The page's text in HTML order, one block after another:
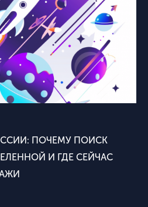
ПОЧЕМУ ПОИСК
И ГДЕ СЕЙЧАС